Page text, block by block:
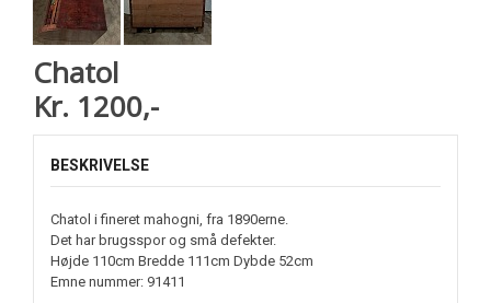
Chatol
Kr. 1200,-
BESKRIVELSE
Chatol i fineret mahogni, fra 1890erne.
Det har brugsspor og små defekter.
Højde 110cm Bredde 111cm Dybde 52cm
Emne nummer: 91411